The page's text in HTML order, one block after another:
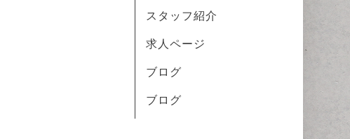
スタッフ紹介
求人ページ
ブログ
ブログ